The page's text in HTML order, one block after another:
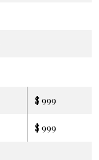
$ 999
$ 999